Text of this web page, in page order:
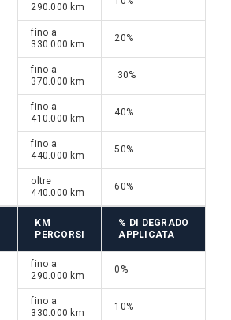
290.000 km
fino a
330.000 km
20%
fino a
370.000 km
30%
fino a
410.000 km
40%
fino a
440.000 km
50%
oltre
440.000 km
60%
KM
PERCORSI
% DI DEGRADO
APPLICATA
fino a
290.000 km
0%
fino a
330.000 km
10%